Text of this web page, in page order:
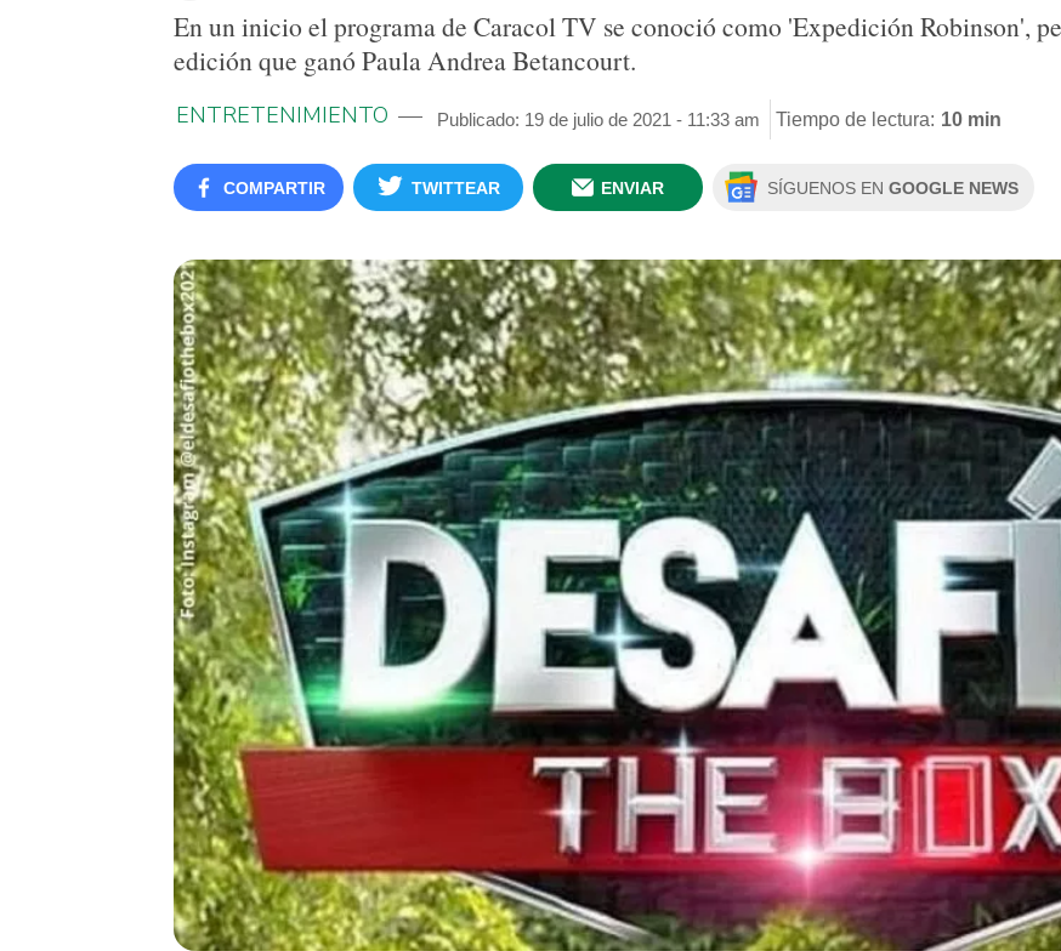
En un inicio el programa de Caracol TV se conoció como 'Expedición Robinson',
edición que ganó Paula Andrea Betancourt.
ENTRETENIMIENTO Publicado: 19 de julio de 2021 - 11:33 am Tiempo de lectura: 10 min
COMPARTIR TWITTEAR ENVIAR SÍGUENOS EN GOOGLE NEWS